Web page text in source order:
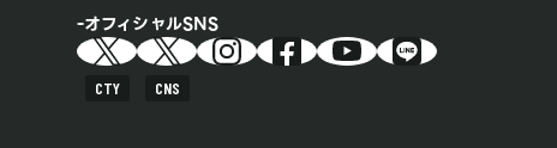
オフィシャルSNS
CTY CNS